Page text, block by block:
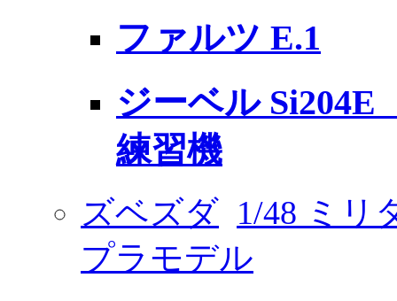
ファルツ E.1
ジーベル Si204E
練習機
ズベズダ 1/48 ミリ
プラモデル